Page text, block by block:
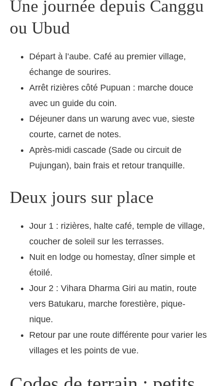
Une journée depuis Canggu
ou Ubud
Départ à l’aube. Café au premier village,
échange de sourires.
Arrêt rizières côté Pupuan : marche douce
avec un guide du coin.
Déjeuner dans un warung avec vue, sieste
courte, carnet de notes.
Après-midi cascade (Sade ou circuit de
Pujungan), bain frais et retour tranquille.
Deux jours sur place
Jour 1 : rizières, halte café, temple de village,
coucher de soleil sur les terrasses.
Nuit en lodge ou homestay, dîner simple et
étoilé.
Jour 2 : Vihara Dharma Giri au matin, route
vers Batukaru, marche forestière, pique-
nique.
Retour par une route différente pour varier les
villages et les points de vue.